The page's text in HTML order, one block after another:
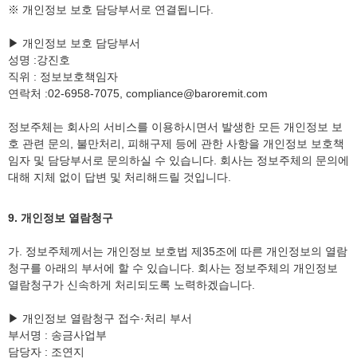
※ 개인정보 보호 담당부서로 연결됩니다.
▶ 개인정보 보호 담당부서
성명 :강진호
직위 : 정보보호책임자
연락처 :02-6958-7075, compliance@baroremit.com
정보주체는 회사의 서비스를 이용하시면서 발생한 모든 개인정보 보
호 관련 문의, 불만처리, 피해구제 등에 관한 사항을 개인정보 보호책
임자 및 담당부서로 문의하실 수 있습니다. 회사는 정보주체의 문의에
대해 지체 없이 답변 및 처리해드릴 것입니다.
9. 개인정보 열람청구
가. 정보주체께서는 개인정보 보호법 제35조에 따른 개인정보의 열람
청구를 아래의 부서에 할 수 있습니다. 회사는 정보주체의 개인정보
열람청구가 신속하게 처리되도록 노력하겠습니다.
▶ 개인정보 열람청구 접수·처리 부서
부서명 : 송금사업부
담당자 : 조연지